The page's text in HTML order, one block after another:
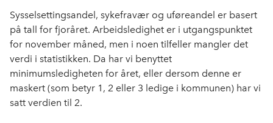
Sysselsettingsandel, sykefravær og uføreandel er basert
på tall for fjoråret. Arbeidsledighet er i utgangspunktet
for november måned, men i noen tilfeller mangler det
verdi i statistikken. Da har vi benyttet
minimumsledigheten for året, eller dersom denne er
maskert (som betyr 1, 2 eller 3 ledige i kommunen) har vi
satt verdien til 2.